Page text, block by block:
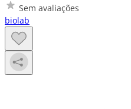
Sem avaliações
biolab